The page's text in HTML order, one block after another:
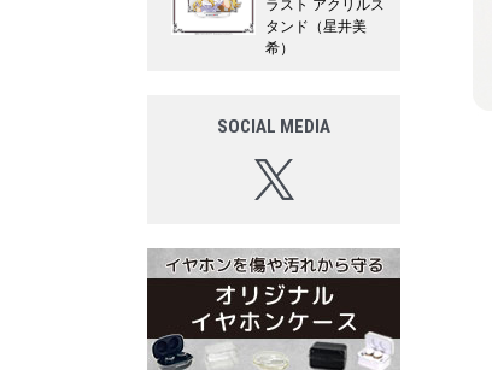
ラスト アクリルス
タンド（星井美
希）
SOCIAL MEDIA